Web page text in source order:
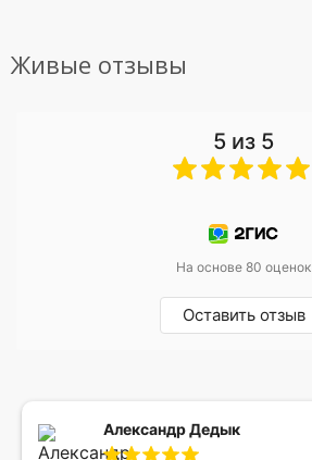
Живые отзывы
5 из 5
На основе 80 оценок
Оставить отзыв
Александр Дедык